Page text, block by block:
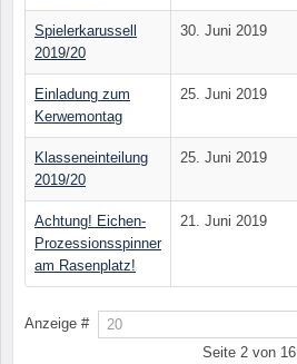
Spielerkarussell
2019/20
30. Juni 2019
Einladung zum
Kerwemontag
25. Juni 2019
Klasseneinteilung
2019/20
25. Juni 2019
Achtung! Eichen-
Prozessionsspinner
am Rasenplatz!
21. Juni 2019
Anzeige #
Seite 2 von 16